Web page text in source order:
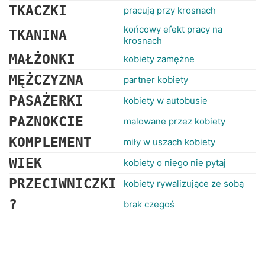
TKACZKI pracują przy krosnach
TKANINA
końcowy efekt pracy na
krosnach
MAŁŻONKI kobiety zamężne
MĘŻCZYZNA partner kobiety
PASAŻERKI kobiety w autobusie
PAZNOKCIE malowane przez kobiety
KOMPLEMENT miły w uszach kobiety
WIEK kobiety o niego nie pytaj
PRZECIWNICZKI kobiety rywalizujące ze sobą
? brak czegoś